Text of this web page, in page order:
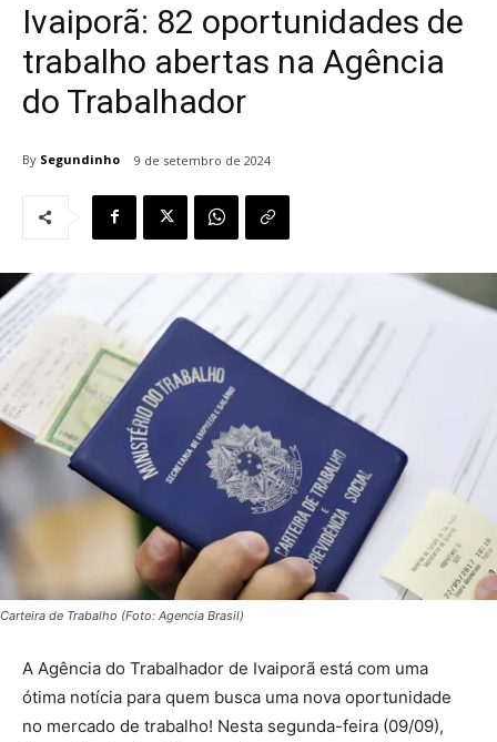
Ivaiporã: 82 oportunidades de
trabalho abertas na Agência
do Trabalhador
By Segundinho 9 de setembro de 2024
Carteira de Trabalho (Foto: Agencia Brasil)
A Agência do Trabalhador de Ivaiporã está com uma
ótima notícia para quem busca uma nova oportunidade
no mercado de trabalho! Nesta segunda-feira (09/09),